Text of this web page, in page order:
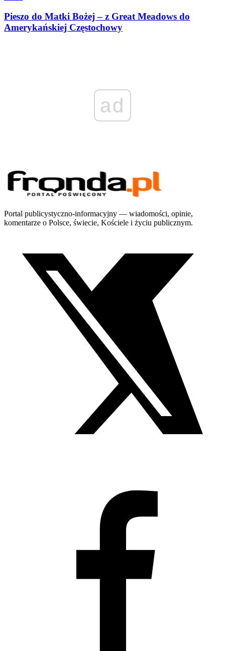
Pieszo do Matki Bożej – z Great Meadows do
Amerykańskiej Częstochowy
ad
Portal publicystyczno-informacyjny — wiadomości, opinie,
komentarze o Polsce, świecie, Kościele i życiu publicznym.